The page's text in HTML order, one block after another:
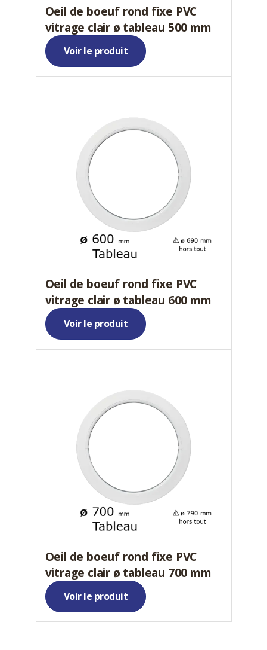
Oeil de boeuf rond fixe PVC
vitrage clair ø tableau 500 mm
Voir le produit
Oeil de boeuf rond fixe PVC
vitrage clair ø tableau 600 mm
Voir le produit
Oeil de boeuf rond fixe PVC
vitrage clair ø tableau 700 mm
Voir le produit